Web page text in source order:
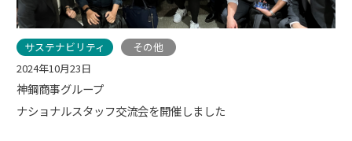
サステナビリティ
その他
2024年10月23日
神鋼商事グループ
ナショナルスタッフ交流会を開催しました